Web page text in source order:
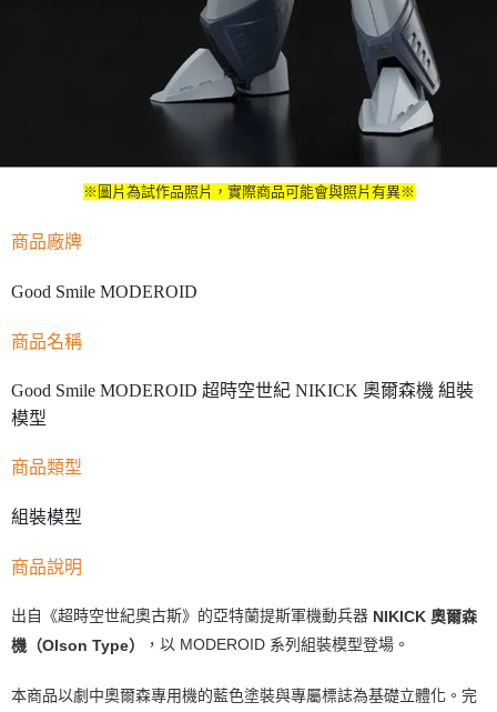
※圖片為試作品照片，實際商品可能會與照片有異※
商品廠牌
Good Smile MODEROID
商品名稱
Good Smile MODEROID 超時空世紀 NIKICK 奧爾森機 組裝
模型
商品類型
組裝模型
商品說明
出自《超時空世紀奧古斯》的亞特蘭提斯軍機動兵器 NIKICK 奧爾森
機（Olson Type）
，以 MODEROID 系列組裝模型登場。
本商品以劇中奧爾森專用機的藍色塗裝與專屬標誌為基礎立體化。完